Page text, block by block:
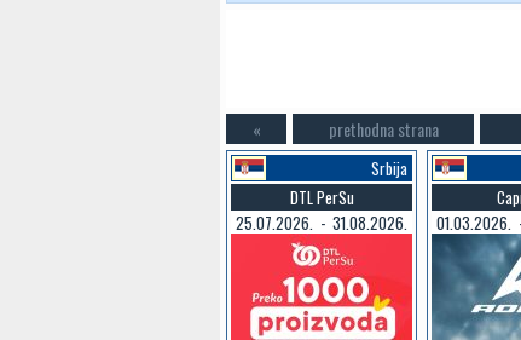
« prethodna strana
Srbija
DTL PerSu
25.07.2026. - 31.08.2026.